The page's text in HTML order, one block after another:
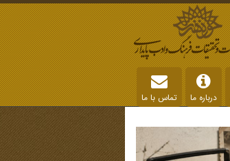
درباره ما تماس با ما